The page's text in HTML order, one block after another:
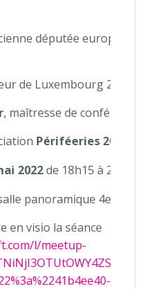
députée
de Luxembourg 2007
, maîtresse de
Périféeries 2028
2022de 18h15 à 20h
panoramique 4e
en visio la séance
l/meetup-
6925-